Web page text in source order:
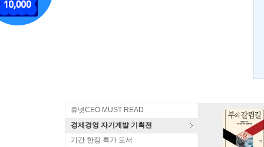
휴넷CEO MUST READ
경제경영 자기계발 기획전
기간 한정 특가 도서